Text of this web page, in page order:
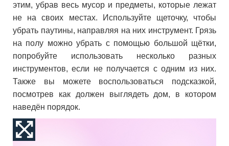
этим, убрав весь мусор и предметы, которые лежат
не на своих местах. Используйте щеточку, чтобы
убрать паутины, направляя на них инструмент. Грязь
на полу можно убрать с помощью большой щётки,
попробуйте использовать несколько разных
инструментов, если не получается с одним из них.
Также вы можете воспользоваться подсказкой,
посмотрев как должен выглядеть дом, в котором
наведён порядок.